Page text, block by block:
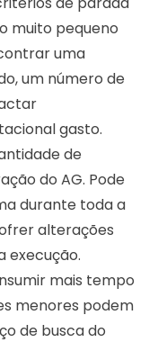
muito pequeno
uma
um número de
gasto.
de
do AG. Pode
durante toda a
alterações
execução.
mais tempo
menores podem
de busca do